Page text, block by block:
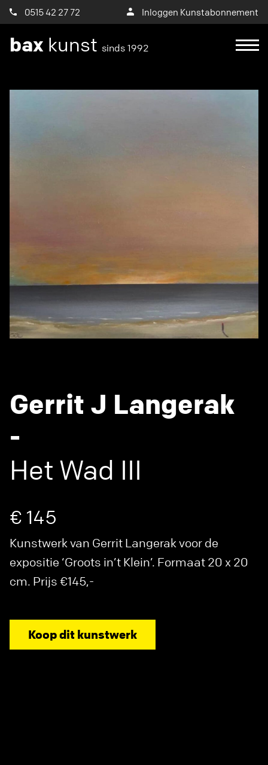
0515 42 27 72 Inloggen Kunstabonnement
bax kunst sinds 1992
Gerrit J Langerak
-
Het Wad III
€ 145
Kunstwerk van Gerrit Langerak voor de
expositie ‘Groots in’t Klein’. Formaat 20 x 20
cm. Prijs €145,-
Koop dit kunstwerk